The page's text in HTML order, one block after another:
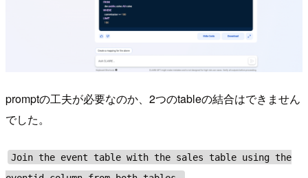
promptの工夫が必要なのか、2つのtableの結合はできません
でした。
Join the event table with the sales table using the